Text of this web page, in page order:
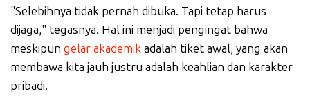
"Selebihnya tidak pernah dibuka. Tapi tetap harus
dijaga," tegasnya. Hal ini menjadi pengingat bahwa
meskipun gelar akademik adalah tiket awal, yang akan
membawa kita jauh justru adalah keahlian dan karakter
pribadi.